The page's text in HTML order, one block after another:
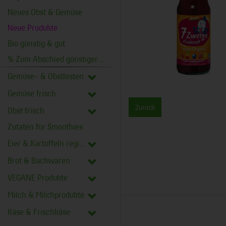
Neues Obst & Gemüse
Neue Produkte
Bio günstig & gut
Gemüse- & Obstkisten
Gemüse frisch
Obst frisch
Zutaten für Smoothies
Eier & Kartoffeln regional
Brot & Backwaren
VEGANE Produkte
Milch & Milchprodukte
Käse & Frischkäse
Zurück